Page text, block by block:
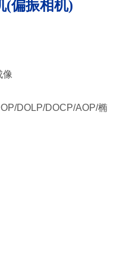
(偏振相机)
像
DOLP/DOCP/AOP/椭